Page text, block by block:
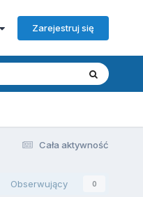
Zarejestruj się
Cała aktywność
Obserwujący 0